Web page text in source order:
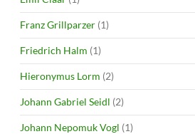
Franz Grillparzer (1)
Friedrich Halm (1)
Hieronymus Lorm (2)
Johann Gabriel Seidl (2)
Johann Nepomuk Vogl (1)